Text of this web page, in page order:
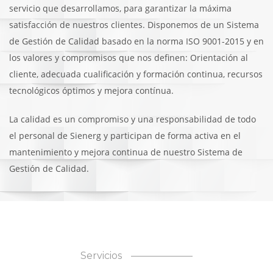
servicio que desarrollamos, para garantizar la máxima
satisfacción de nuestros clientes. Disponemos de un Sistema
de Gestión de Calidad basado en la norma ISO 9001-2015 y en
los valores y compromisos que nos definen: Orientación al
cliente, adecuada cualificación y formación continua, recursos
tecnológicos óptimos y mejora contínua.
La calidad es un compromiso y una responsabilidad de todo
el personal de Sienerg y participan de forma activa en el
mantenimiento y mejora continua de nuestro Sistema de
Gestión de Calidad.
Servicios